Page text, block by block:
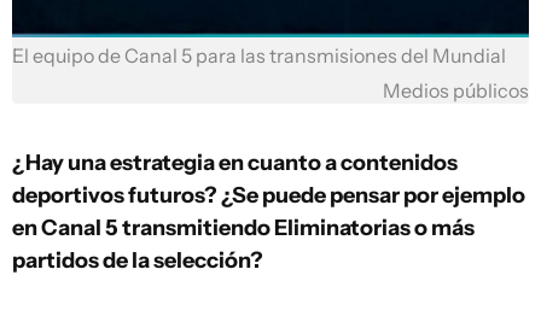
El equipo de Canal 5 para las transmisiones del Mundial
Medios públicos
¿Hay una estrategia en cuanto a contenidos
deportivos futuros? ¿Se puede pensar por ejemplo
en Canal 5 transmitiendo Eliminatorias o más
partidos de la selección?